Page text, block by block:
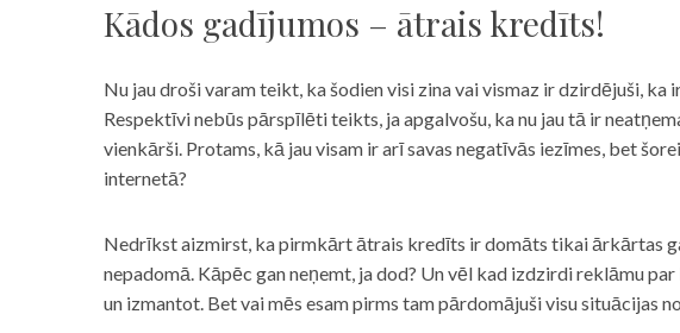
Kādos gadījumos – ātrais kredīts!
Nu jau droši varam teikt, ka šodien visi zina vai vismaz ir dzirdējuši, ka
Respektīvi nebūs pārspīlēti teikts, ja apgalvošu, ka nu jau tā ir
vienkārši. Protams, kā jau visam ir arī savas negatīvās iezīmes, bet
internetā?
Nedrīkst aizmirst, ka pirmkārt ātrais kredīts ir domāts tikai ārkārtas
nepadomā. Kāpēc gan neņemt, ja dod? Un vēl kad izdzirdi reklāmu
un izmantot. Bet vai mēs esam pirms tam pārdomājuši visu situācijas